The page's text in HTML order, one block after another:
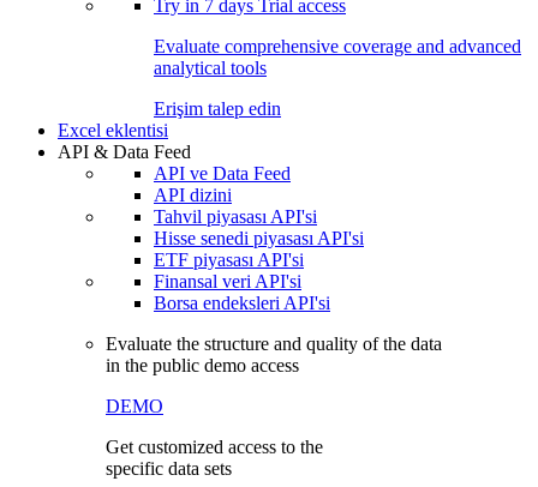
Try in 7 days Trial access
Evaluate comprehensive coverage and advanced
analytical tools
Erişim talep edin
Excel eklentisi
API & Data Feed
API ve Data Feed
API dizini
Tahvil piyasası API'si
Hisse senedi piyasası API'si
ETF piyasası API'si
Finansal veri API'si
Borsa endeksleri API'si
Evaluate the structure and quality of the data
in the public demo access
DEMO
Get customized access to the
specific data sets